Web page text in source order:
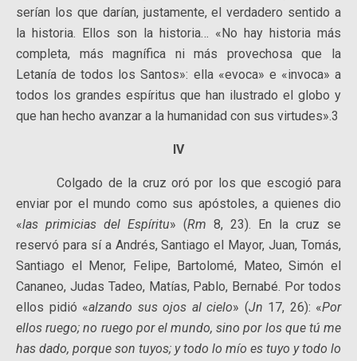
serían los que darían, justamente, el verdadero sentido a
la historia. Ellos son la historia… «No hay historia más
completa, más magnífica ni más provechosa que la
Letanía de todos los Santos»: ella «evoca» e «invoca» a
todos los grandes espíritus que han ilustrado el globo y
que han hecho avanzar a la humanidad con sus virtudes».3
IV
Colgado de la cruz oró por los que escogió para
enviar por el mundo como sus apóstoles, a quienes dio
«las primicias del Espíritu» (Rm 8, 23). En la cruz se
reservó para sí a Andrés, Santiago el Mayor, Juan, Tomás,
Santiago el Menor, Felipe, Bartolomé, Mateo, Simón el
Cananeo, Judas Tadeo, Matías, Pablo, Bernabé. Por todos
ellos pidió «alzando sus ojos al cielo» (Jn 17, 26): «Por
ellos ruego; no ruego por el mundo, sino por los que tú me
has dado, porque son tuyos; y todo lo mío es tuyo y todo lo